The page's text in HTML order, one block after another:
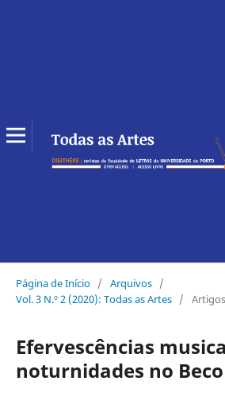
Página de Início / Arquivos /
Vol. 3 N.º 2 (2020): Todas as Artes / Artigos
Efervescências
noturnidades no